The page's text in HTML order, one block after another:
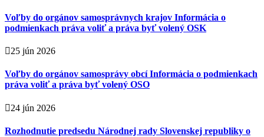
Voľby do orgánov samosprávnych krajov Informácia o
podmienkach práva voliť a práva byť volený OSK
25 jún 2026
Voľby do orgánov samosprávy obcí Informácia o podmienkach
práva voliť a práva byť volený OSO
24 jún 2026
Rozhodnutie predsedu Národnej rady Slovenskej republiky o